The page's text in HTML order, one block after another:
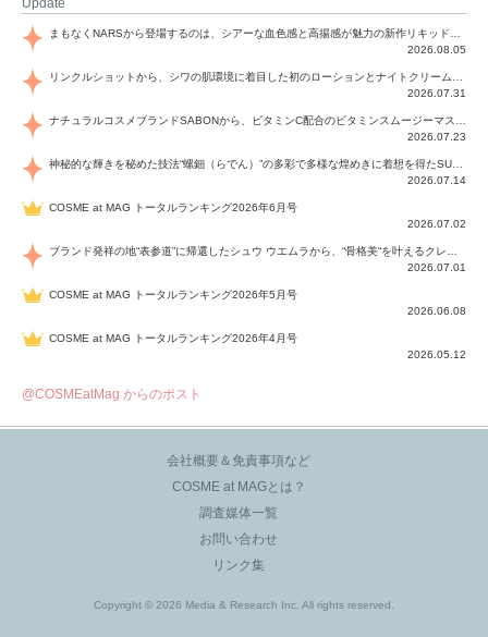
2026.08.05
2026.07.31
2026.07.23
2026.07.14
COSME at MAG トータルランキング2026年6月号
2026.07.02
2026.07.01
COSME at MAG トータルランキング2026年5月号
2026.06.08
COSME at MAG トータルランキング2026年4月号
2026.05.12
@COSMEatMag からのポスト
会社概要＆免責事項など
COSME at MAGとは？
調査媒体一覧
お問い合わせ
リンク集
Copyright © 2026 Media & Research Inc. All rights reserved.